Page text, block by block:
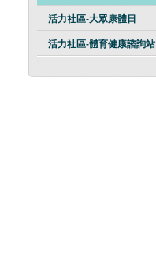
活力社區-大眾康體日
活力社區-體育健康諮詢站